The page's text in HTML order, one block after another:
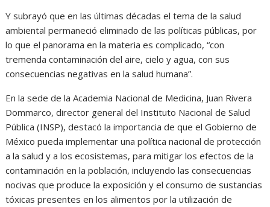
Y subrayó que en las últimas décadas el tema de la salud
ambiental permaneció eliminado de las políticas públicas, por
lo que el panorama en la materia es complicado, “con
tremenda contaminación del aire, cielo y agua, con sus
consecuencias negativas en la salud humana”.
En la sede de la Academia Nacional de Medicina, Juan Rivera
Dommarco, director general del Instituto Nacional de Salud
Pública (INSP), destacó la importancia de que el Gobierno de
México pueda implementar una política nacional de protección
a la salud y a los ecosistemas, para mitigar los efectos de la
contaminación en la población, incluyendo las consecuencias
nocivas que produce la exposición y el consumo de sustancias
tóxicas presentes en los alimentos por la utilización de